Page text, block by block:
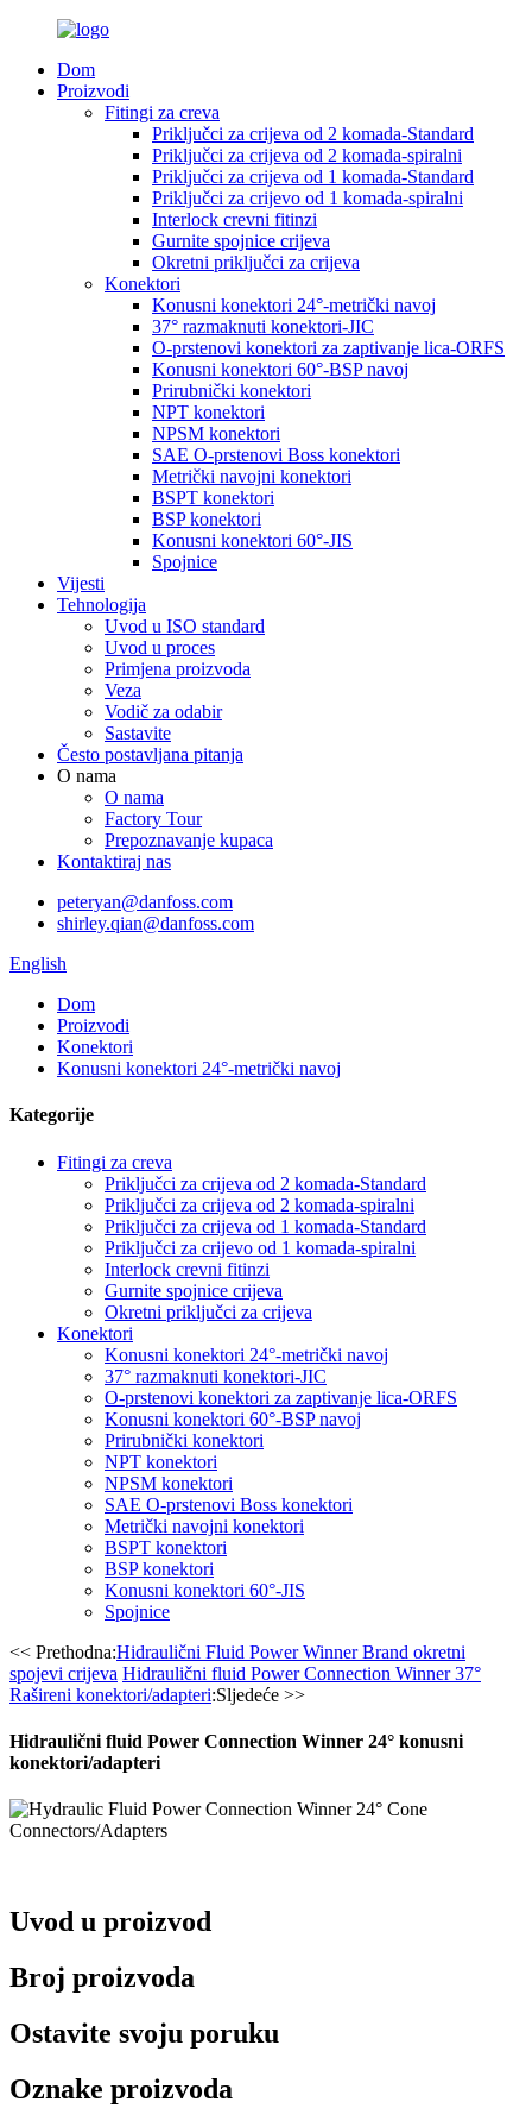
Dom
Proizvodi
Fitingi za creva
Priključci za crijeva od 2 komada-Standard
Priključci za crijeva od 2 komada-spiralni
Priključci za crijeva od 1 komada-Standard
Priključci za crijevo od 1 komada-spiralni
Interlock crevni fitinzi
Gurnite spojnice crijeva
Okretni priključci za crijeva
Konektori
Konusni konektori 24°-metrički navoj
37° razmaknuti konektori-JIC
O-prstenovi konektori za zaptivanje lica-ORFS
Konusni konektori 60°-BSP navoj
Prirubnički konektori
NPT konektori
NPSM konektori
SAE O-prstenovi Boss konektori
Metrički navojni konektori
BSPT konektori
BSP konektori
Konusni konektori 60°-JIS
Spojnice
Vijesti
Tehnologija
Uvod u ISO standard
Uvod u proces
Primjena proizvoda
Veza
Vodič za odabir
Sastavite
Često postavljana pitanja
O nama
O nama
Factory Tour
Prepoznavanje kupaca
Kontaktiraj nas
peteryan@danfoss.com
shirley.qian@danfoss.com
English
Dom
Proizvodi
Konektori
Konusni konektori 24°-metrički navoj
Kategorije
Fitingi za creva
Priključci za crijeva od 2 komada-Standard
Priključci za crijeva od 2 komada-spiralni
Priključci za crijeva od 1 komada-Standard
Priključci za crijevo od 1 komada-spiralni
Interlock crevni fitinzi
Gurnite spojnice crijeva
Okretni priključci za crijeva
Konektori
Konusni konektori 24°-metrički navoj
37° razmaknuti konektori-JIC
O-prstenovi konektori za zaptivanje lica-ORFS
Konusni konektori 60°-BSP navoj
Prirubnički konektori
NPT konektori
NPSM konektori
SAE O-prstenovi Boss konektori
Metrički navojni konektori
BSPT konektori
BSP konektori
Konusni konektori 60°-JIS
Spojnice
<< Prethodna:Hidraulični Fluid Power Winner Brand okretni
spojevi crijeva Hidraulični fluid Power Connection Winner 37°
Rašireni konektori/adapteri:Sljedeće >>
Hidraulični fluid Power Connection Winner 24° konusni
konektori/adapteri
Uvod u proizvod
Broj proizvoda
Ostavite svoju poruku
Oznake proizvoda